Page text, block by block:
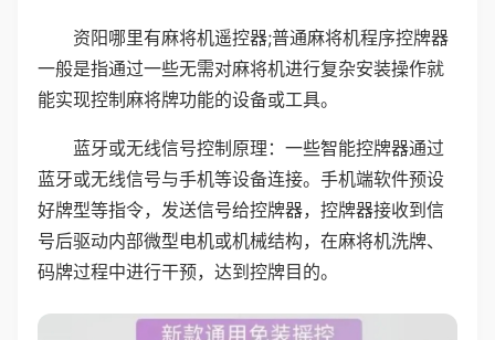
资阳哪里有麻将机遥控器;普通麻将机程序控牌器
一般是指通过一些无需对麻将机进行复杂安装操作就
能实现控制麻将牌功能的设备或工具。
蓝牙或无线信号控制原理：一些智能控牌器通过
蓝牙或无线信号与手机等设备连接。手机端软件预设
好牌型等指令，发送信号给控牌器，控牌器接收到信
号后驱动内部微型电机或机械结构，在麻将机洗牌、
码牌过程中进行干预，达到控牌目的。